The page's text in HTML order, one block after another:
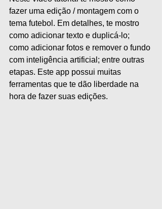
fazer uma edição / montagem com o
tema futebol. Em detalhes, te mostro
como adicionar texto e duplicá-lo;
como adicionar fotos e remover o fundo
com inteligência artificial; entre outras
etapas. Este app possui muitas
ferramentas que te dão liberdade na
hora de fazer suas edições.